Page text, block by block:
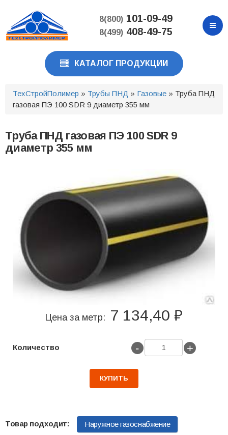
основному
содержанию
8(800)101-09-49
8(499)408-49-75
КАТАЛОГ ПРОДУКЦИИ
ТехСтройПолимер » Трубы ПНД » Газовые » Труба ПНД
газовая ПЭ 100 SDR 9 диаметр 355 мм
Труба ПНД газовая ПЭ 100 SDR 9
диаметр 355 мм
Цена за метр: 7 134,40 ₽
Количество - +
КУПИТЬ
Наружное газоснабжение